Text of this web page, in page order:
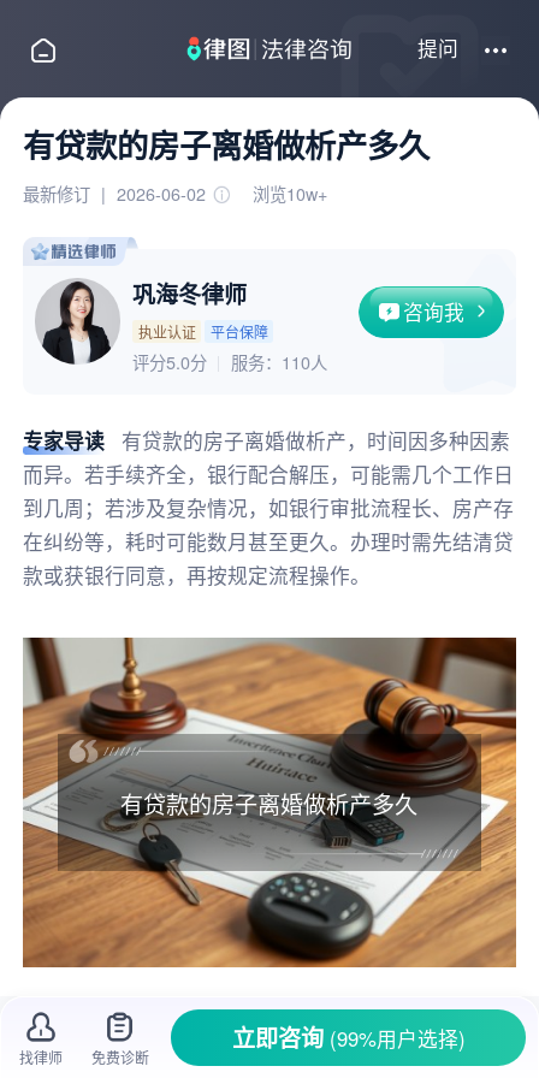
提问
有贷款的房子离婚做析产多久
最新修订 | 2026-06-02 浏览10w+
巩海冬律师
执业认证 平台保障
咨询我
评分5.0分 服务： 110人
专家导读
有贷款的房子离婚做析产，时间因多种因素
而异。若手续齐全，银行配合解压，可能需几个工作日
到几周；若涉及复杂情况，如银行审批流程长、房产存
在纠纷等，耗时可能数月甚至更久。办理时需先结清贷
款或获银行同意，再按规定流程操作。
有贷款的房子离婚做析产多久
离婚的时候，财产分割是个让人头疼的事
儿，特别是有贷款的房子。很多夫妻都在为有贷
找律师 免费诊断
立即咨询 (99%用户选择)